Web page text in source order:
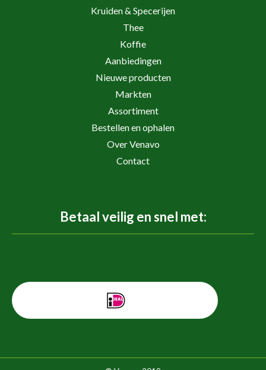
Kruiden & Specerijen
Thee
Koffie
Aanbiedingen
Nieuwe producten
Markten
Assortiment
Bestellen en ophalen
Over Venavo
Contact
Betaal veilig en snel met: